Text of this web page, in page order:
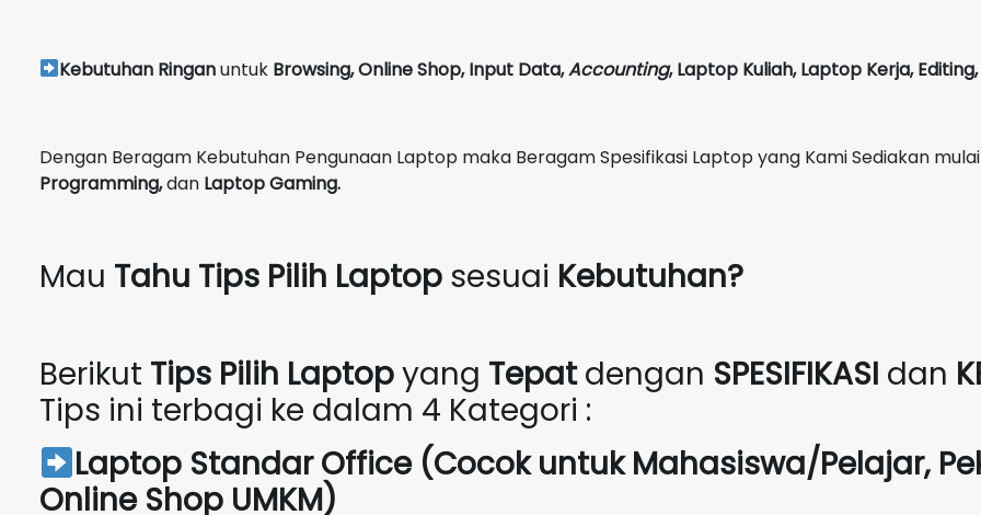
Kebutuhan Ringanuntuk Browsing, Online Shop, Input Data,Accounting, Laptop Kuliah, Laptop Kerja,
Dengan Beragam Kebutuhan Pengunaan Laptop maka Beragam Spesifikasi Laptop yang Kami Sediakan
Programming,dan Laptop Gaming.
Mau Tahu Tips Pilih Laptop sesuai Kebutuhan?
Berikut Tips Pilih Laptopyang Tepatdengan SPESIFIKASI dan
Tips ini terbagi ke dalam 4 Kategori :
Laptop Standar Office (Cocok untuk Mahasiswa/Pelajar,
Online Shop UMKM)